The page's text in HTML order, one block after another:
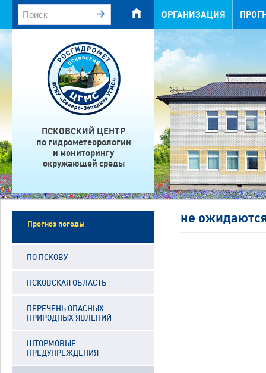
ОРГАНИЗАЦИЯ
ПСКОВСКИЙ ЦЕНТР
по гидрометеорологии
и мониторингу
окружающей среды
Прогноз погоды
ПО ПСКОВУ
ПСКОВСКАЯ ОБЛАСТЬ
ПЕРЕЧЕНЬ ОПАСНЫХ
ПРИРОДНЫХ ЯВЛЕНИЙ
ШТОРМОВЫЕ
ПРЕДУПРЕЖДЕНИЯ
не